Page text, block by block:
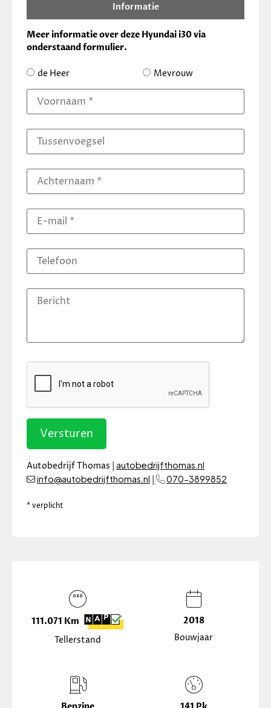
Informatie
Meer informatie over deze Hyundai i30 via
onderstaand formulier.
de Heer Mevrouw
Versturen
Autobedrijf Thomas |
autobedrijfthomas.nl
info@autobedrijfthomas.nl
070-3899852
* verplicht
111.071 Km
Tellerstand
2018
Bouwjaar